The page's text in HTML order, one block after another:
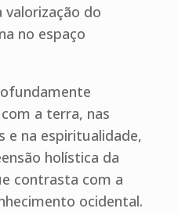
valorização do
no espaço
a terra, nas
e na espiritualidade,
holística da
contrasta com a
ocidental.